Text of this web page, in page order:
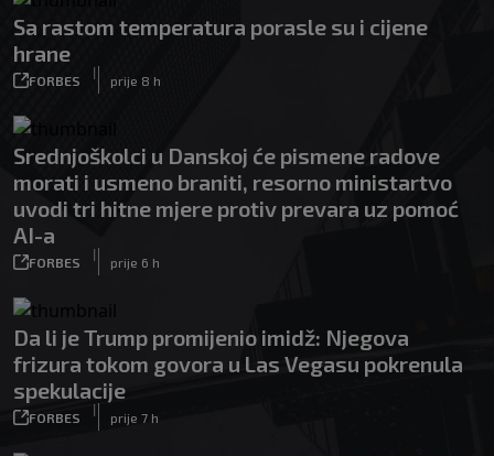
Sa rastom temperatura porasle su i cijene
hrane
FORBES
|
prije 8 h
Srednjoškolci u Danskoj će pismene radove
morati i usmeno braniti, resorno ministartvo
uvodi tri hitne mjere protiv prevara uz pomoć
AI-a
FORBES
|
prije 6 h
Da li je Trump promijenio imidž: Njegova
frizura tokom govora u Las Vegasu pokrenula
spekulacije
FORBES
|
prije 7 h